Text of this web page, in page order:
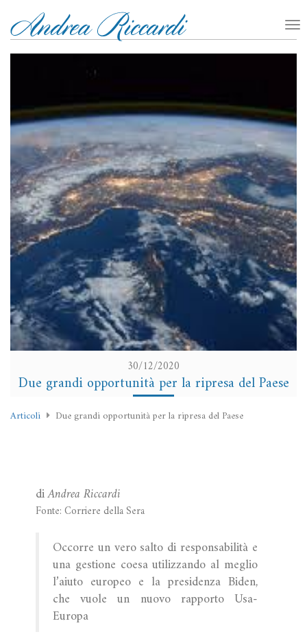
30/12/2020
Due grandi opportunità per la ripresa del Paese
Articoli Due grandi opportunità per la ripresa del Paese
diAndrea Riccardi
Fonte: Corriere della Sera
Occorre un vero salto di responsabilità e
una gestione coesa utilizzando al meglio
l’aiuto europeo e la presidenza Biden,
che vuole un nuovo rapporto Usa-
Europa